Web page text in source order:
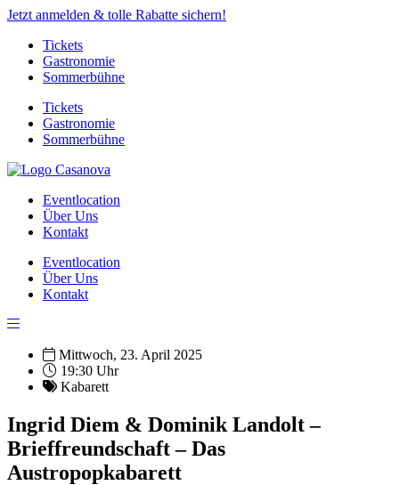
Jetzt anmelden & tolle Rabatte sichern!
Tickets
Gastronomie
Sommerbühne
Tickets
Gastronomie
Sommerbühne
Eventlocation
Über Uns
Kontakt
Eventlocation
Über Uns
Kontakt
Mittwoch, 23. April 2025
19:30 Uhr
Kabarett
Ingrid Diem & Dominik Landolt –
Brieffreundschaft – Das
Austropopkabarett